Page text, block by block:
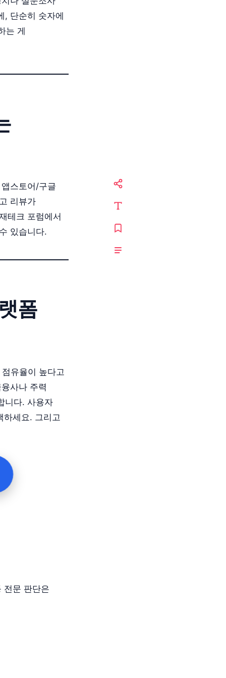
, 단순히 숫자에
는 게
스토어/구글
리뷰가
테크 포럼에서
있습니다.
폼
유율이 높다고
사나 주력
니다. 사용자
하세요. 그리고
전문 판단은